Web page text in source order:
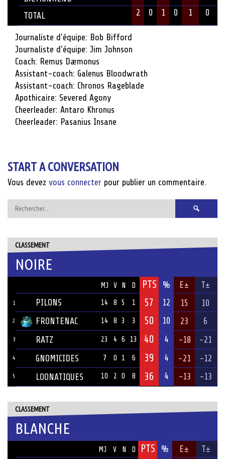
TOTAL 2 0 1 0 1 0
Journaliste d'équipe: Bob Bifford
Journaliste d'équipe: Jim Johnson
Coach: Remus Dæmonus
Assistant-coach: Galenus Bloodwrath
Assistant-coach: Chronos Rageblade
Apothicaire: Severed Agony
Cheerleader: Antaro Khronus
Cheerleader: Pasanius Insane
START A CONVERSATION
Vous devez vous connecter pour publier un commentaire.
Rechercher :
CLASSEMENT
NOIRE
MJ V N D PTS % E± T±
1 PILONS 14 8 5 1 57 12 15 10
2 FRONTENAC 14 8 3 3 50 10 23 6
3 RATZ 23 4 6 13 40 4 -18 -21
4 GNOMICIDES 7 0 1 6 39 4 -21 -12
5 LOONATIQUES 10 2 0 8 36 4 -13 -13
CLASSEMENT
BLANCHE
MJ V N D PTS % E± T±